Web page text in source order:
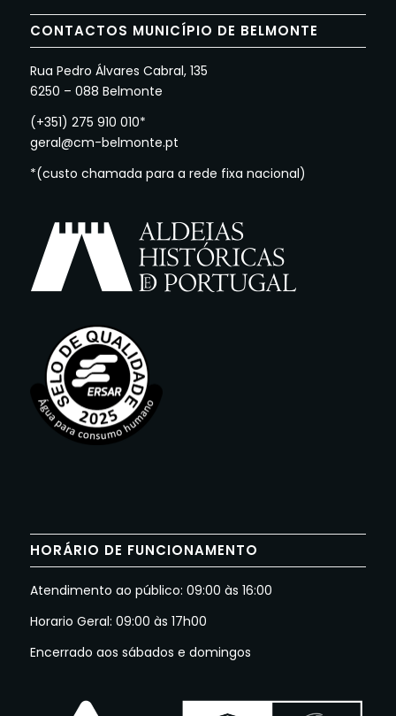
CONTACTOS MUNICÍPIO DE BELMONTE
Rua Pedro Álvares Cabral, 135
6250 – 088 Belmonte
(+351) 275 910 010*
geral@cm-belmonte.pt
*(custo chamada para a rede fixa nacional)
HORÁRIO DE FUNCIONAMENTO
Atendimento ao público: 09:00 às 16:00
Horario Geral: 09:00 às 17h00
Encerrado aos sábados e domingos